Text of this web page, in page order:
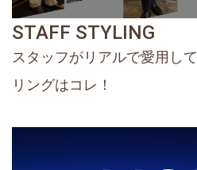
STAFF STYLING
スタッフがリアルで愛用し
リングはコレ！